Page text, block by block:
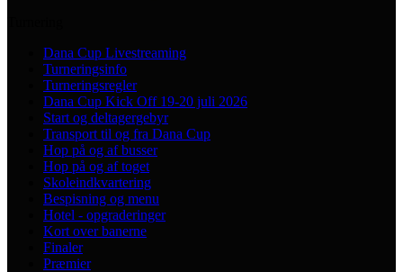
Dana Cup Livestreaming
Turneringsinfo
Turneringsregler
Dana Cup Kick Off 19-20 juli 2026
Start og deltagergebyr
Transport til og fra Dana Cup
Hop på og af busser
Hop på og af toget
Skoleindkvartering
Bespisning og menu
Hotel - opgraderinger
Kort over banerne
Finaler
Præmier